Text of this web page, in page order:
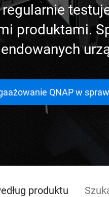
regularnie
produktami.
QNAP w
produktu